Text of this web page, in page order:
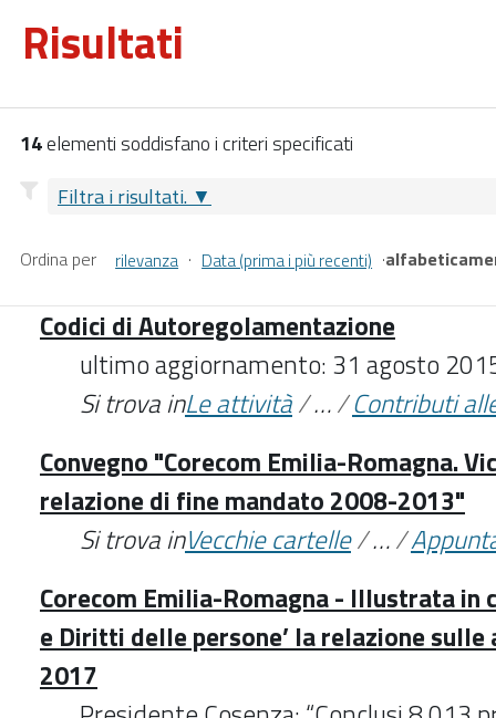
Risultati
14elementi soddisfano i criteri specificati
Filtra i risultati.
Ordina per rilevanza · Data (prima i più recenti) ·
Codici di Autoregolamentazione
ultimo aggiornamento: 31 agosto
Si trova inLe attività/…/Contributi
Convegno "Corecom Emilia-Romagna.
relazione di fine mandato 2008-2013"
Si trova inVecchie cartelle/…/
Corecom Emilia-Romagna - Illustrata in
e Diritti delle persone’ la relazione
2017